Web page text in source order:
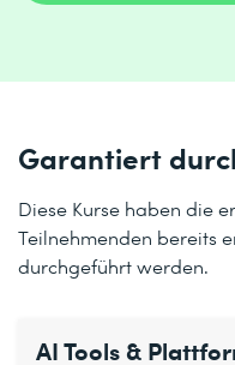
Garantiert
Diese Kurse haben die
Teilnehmenden bereits
durchgeführt werden.
AI Tools &